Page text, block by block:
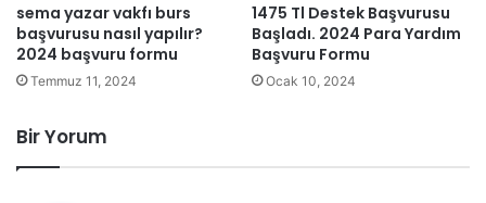
sema yazar vakfı burs
başvurusu nasıl yapılır?
2024 başvuru formu
Temmuz 11, 2024
1475 Tl Destek Başvurusu
Başladı. 2024 Para Yardım
Başvuru Formu
Ocak 10, 2024
Bir Yorum